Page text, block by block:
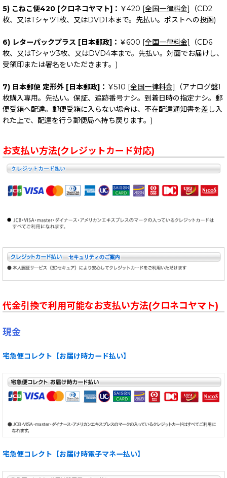
5) こねこ便420 [クロネコヤマト]： ￥420 [全国一律料金]
（CD2
枚、又はTシャツ1枚、又はDVD1本まで。先払い。ポストへの投函)
6) レターパックプラス [日本郵政]： ￥600 [全国一律料金]
（CD6
枚、又はTシャツ3枚、又はDVD4本まで。先払い。対面でお届けし、
受領印または署名をいただきます。)
7) 日本郵便 定形外 [日本郵政]： ￥510 [全国一律料金]
（アナログ盤1
枚購入専用。先払い。保証、追跡番号ナシ。到着日時の指定ナシ。郵
便受箱へ配達。郵便受箱に入らない場合は、不在配達通知書を差し入
れた上で、配達を行う郵便局へ持ち戻ります。)
お支払い方法(クレジットカード対応)
代金引換で利用可能なお支払い方法(クロネコヤマト)
現金
宅急便コレクト【お届け時カード払い】
宅急便コレクト【お届け時電子マネー払い】